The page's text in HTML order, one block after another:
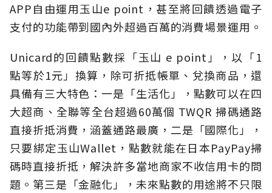
APP自由運用玉山e point，甚至將回饋透過電子
支付的功能帶到國內外超過百萬的消費場景運用。
Unicard的回饋點數採「玉山 e point」，以「1
點等於1元」換算，除可折抵帳單、兌換商品，還
具備有三大特色：一是「生活化」，點數可以在四
大超商、全聯等全台超過60萬個 TWQR 掃碼通路
直接折抵消費，涵蓋通路最廣，二是「國際化」，
只要綁定玉山Wallet，點數就能在日本PayPay掃
碼時直接折抵，解決許多當地商家不收信用卡的問
題。第三是「金融化」，未來點數的用途將不只限